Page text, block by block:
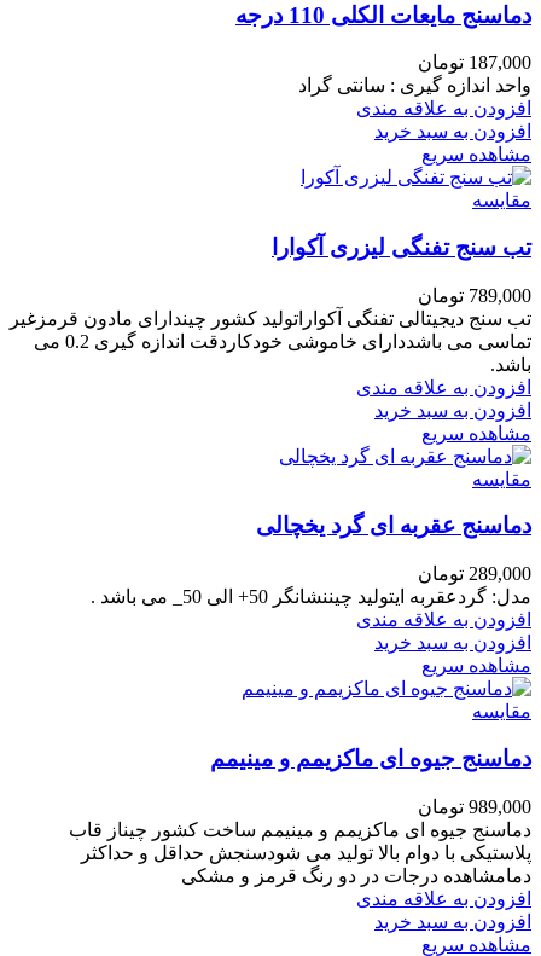
دماسنج مایعات الکلی 110 درجه
187,000 تومان
واحد اندازه گیری : سانتی گراد
افزودن به علاقه مندی
افزودن به سبد خرید
مشاهده سریع
مقایسه
تب سنج تفنگی لیزری آکوارا
789,000 تومان
تب سنج دیجیتالی تفنگی آکواراتولید کشور چیندارای مادون قرمزغیر
تماسی می باشددارای خاموشی خودکاردقت اندازه گیری 0.2 می
باشد.
افزودن به علاقه مندی
افزودن به سبد خرید
مشاهده سریع
مقایسه
دماسنج عقربه ای گرد یخچالی
289,000 تومان
مدل: گردعقربه ایتولید چیننشانگر 50+ الی 50_ می باشد .
افزودن به علاقه مندی
افزودن به سبد خرید
مشاهده سریع
مقایسه
دماسنج جیوه ای ماکزیمم و مینیمم
989,000 تومان
دماسنج جیوه ای ماکزیمم و مینیمم ساخت کشور چیناز قاب
پلاستیکی با دوام بالا تولید می شودسنجش حداقل و حداکثر
دمامشاهده درجات در دو رنگ قرمز و مشکی
افزودن به علاقه مندی
افزودن به سبد خرید
مشاهده سریع